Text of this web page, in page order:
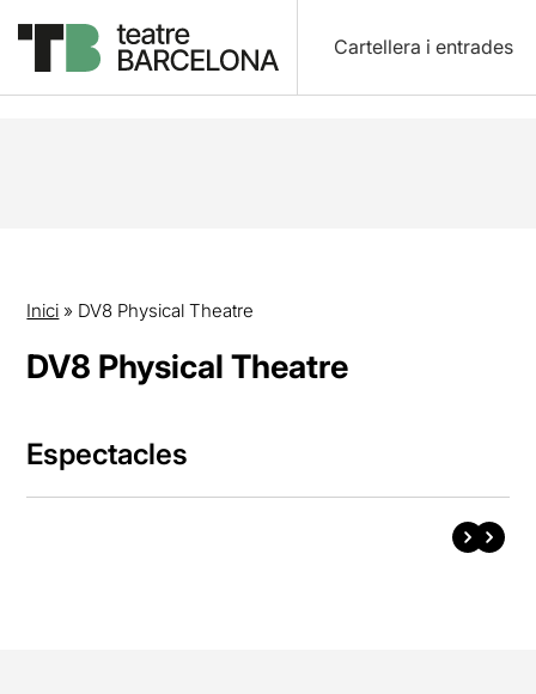
Cartellera i entrades
Inici » DV8 Physical Theatre
DV8 Physical Theatre
Espectacles